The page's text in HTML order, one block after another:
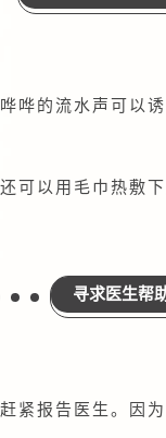
哗的流水声可以
可以用毛巾热敷
寻求医生帮
紧报告医生。因